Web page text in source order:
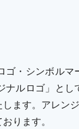
・シンボル
ナルロゴ」と
ます。アレン
ります。